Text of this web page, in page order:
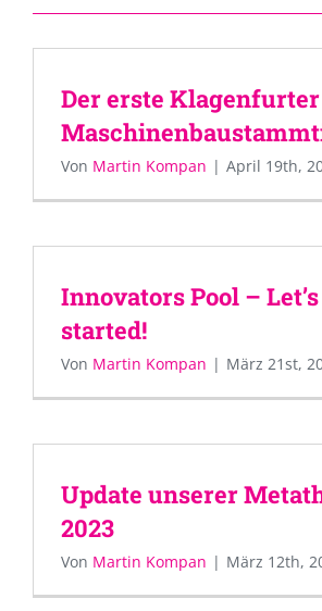
Der erste Klagenfurter
Von Martin Kompan | April 19th,
Innovators Pool –
started!
Von Martin Kompan | März 21st,
Update unserer
2023
Von Martin Kompan | März 12th,